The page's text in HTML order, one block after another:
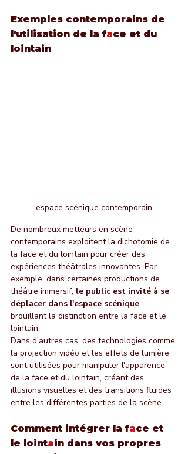
Exemples contemporains de
l'utilisation de la face et du
lointain
espace scénique contemporain
De nombreux metteurs en scène
contemporains exploitent la dichotomie de
la face et du lointain pour créer des
expériences théâtrales innovantes. Par
exemple, dans certaines productions de
théâtre immersif, le public est invité à se
déplacer dans l'espace scénique,
brouillant la distinction entre la face et le
lointain.
Dans d'autres cas, des technologies comme
la projection vidéo et les effets de lumière
sont utilisées pour manipuler l'apparence
de la face et du lointain, créant des
illusions visuelles et des transitions fluides
entre les différentes parties de la scène.
Comment intégrer la face et
le lointain dans vos propres